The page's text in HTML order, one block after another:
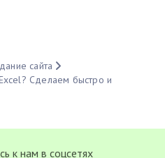
сайта
Сделаем быстро и
к нам в соцсетях